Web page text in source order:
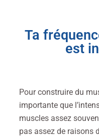
Ta
est
Pour construire du
importante que
muscles assez
pas assez de raisons